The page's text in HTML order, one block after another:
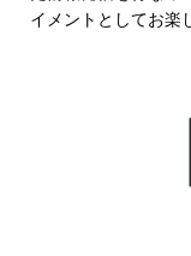
イメントとしてお楽